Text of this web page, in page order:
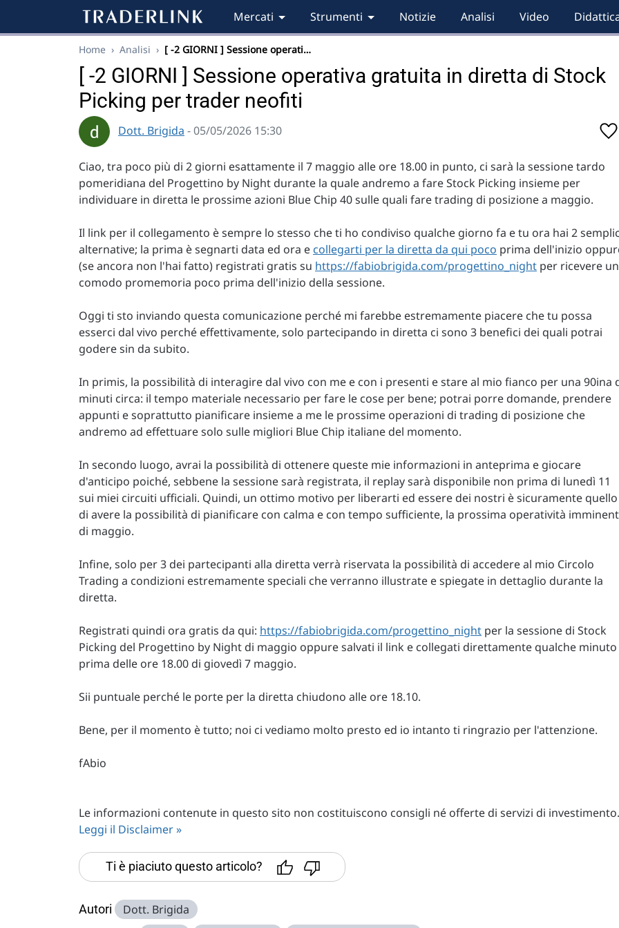
Mercati Strumenti Notizie Analisi Video
Home › Analisi › [ -2 GIORNI ] Sessione operati…
[ -2 GIORNI ] Sessione operativa gratuita in diretta di Stock
Picking per trader neofiti
Dott. Brigida - 05/05/2026 15:30
Ciao, tra poco più di 2 giorni esattamente il 7 maggio alle ore 18.00 in punto, ci sarà la sessione tardo
pomeridiana del Progettino by Night durante la quale andremo a fare Stock Picking insieme per
individuare in diretta le prossime azioni Blue Chip 40 sulle quali fare trading di posizione a maggio.
Il link per il collegamento è sempre lo stesso che ti ho condiviso qualche giorno fa e tu ora hai 2
alternative; la prima è segnarti data ed ora e collegarti per la diretta da qui poco prima dell'inizio
(se ancora non l'hai fatto) registrati gratis su https://fabiobrigida.com/progettino_night per ricevere un
comodo promemoria poco prima dell'inizio della sessione.
Oggi ti sto inviando questa comunicazione perché mi farebbe estremamente piacere che tu possa
esserci dal vivo perché effettivamente, solo partecipando in diretta ci sono 3 benefici dei quali potrai
godere sin da subito.
In primis, la possibilità di interagire dal vivo con me e con i presenti e stare al mio fianco per una 90ina
minuti circa: il tempo materiale necessario per fare le cose per bene; potrai porre domande, prendere
appunti e soprattutto pianificare insieme a me le prossime operazioni di trading di posizione che
andremo ad effettuare solo sulle migliori Blue Chip italiane del momento.
In secondo luogo, avrai la possibilità di ottenere queste mie informazioni in anteprima e giocare
d'anticipo poiché, sebbene la sessione sarà registrata, il replay sarà disponibile non prima di lunedì 11
sui miei circuiti ufficiali. Quindi, un ottimo motivo per liberarti ed essere dei nostri è sicuramente quello
di avere la possibilità di pianificare con calma e con tempo sufficiente, la prossima operatività
di maggio.
Infine, solo per 3 dei partecipanti alla diretta verrà riservata la possibilità di accedere al mio Circolo
Trading a condizioni estremamente speciali che verranno illustrate e spiegate in dettaglio durante la
diretta.
Registrati quindi ora gratis da qui: https://fabiobrigida.com/progettino_night per la sessione di Stock
Picking del Progettino by Night di maggio oppure salvati il link e collegati direttamente qualche minuto
prima delle ore 18.00 di giovedì 7 maggio.
Sii puntuale perché le porte per la diretta chiudono alle ore 18.10.
Bene, per il momento è tutto; noi ci vediamo molto presto ed io intanto ti ringrazio per l'attenzione.
fAbio
Le informazioni contenute in questo sito non costituiscono consigli né offerte di servizi di investimento.
Leggi il Disclaimer »
Ti è piaciuto questo articolo?
Autori Dott. Brigida